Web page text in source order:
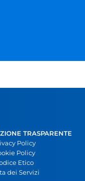
TRASPARENTE
Policy
Policy
Etico
dei Servizi